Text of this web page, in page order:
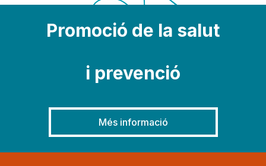
Promoció de la salut
i prevenció
Més informació